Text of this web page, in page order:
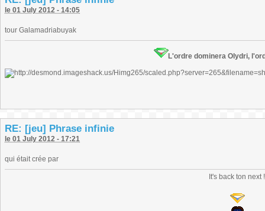
le 01 July 2012 - 14:05
tour Galamadriabuyak
L'ordre dominera Olydri,
RE: [jeu] Phrase infinie
le 01 July 2012 - 17:21
qui était crée par
It's back ton next !